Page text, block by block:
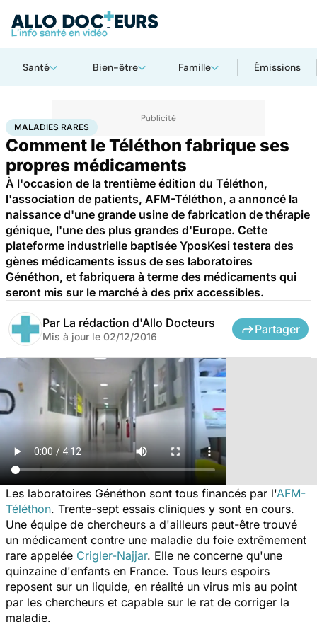
Santé Bien-être Famille Émissions
AccueilSantéMaladies Maladies raresMaladies rares
MALADIES RARES
Comment le Téléthon fabrique ses
propres médicaments
À l'occasion de la trentième édition du Téléthon,
l'association de patients, AFM-Téléthon, a annoncé la
naissance d'une grande usine de fabrication de thérapie
génique, l'une des plus grandes d'Europe. Cette
plateforme industrielle baptisée YposKesi testera des
gènes médicaments issus de ses laboratoires
Généthon, et fabriquera à terme des médicaments qui
seront mis sur le marché à des prix accessibles.
Par La rédaction d'Allo Docteurs
Mis à jour le 02/12/2016
Partager
Les laboratoires Généthon sont tous financés par l'AFM-
Téléthon. Trente-sept essais cliniques y sont en cours.
Une équipe de chercheurs a d'ailleurs peut-être trouvé
un médicament contre une maladie du foie extrêmement
rare appelée Crigler-Najjar. Elle ne concerne qu'une
quinzaine d'enfants en France. Tous leurs espoirs
reposent sur un liquide, en réalité un virus mis au point
par les chercheurs et capable sur le rat de corriger la
maladie.